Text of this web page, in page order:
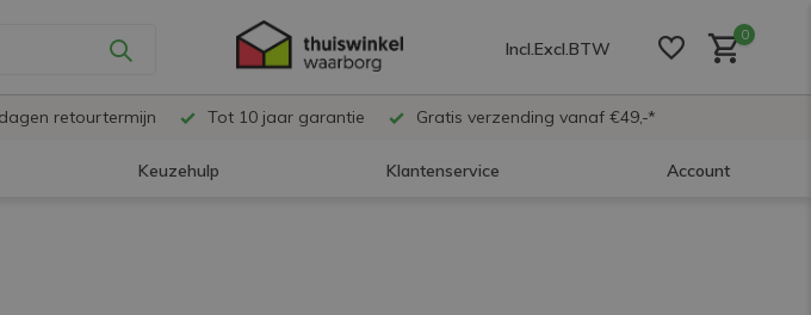
Incl.Excl.BTW
0
retourtermijn Tot 10 jaar garantie Gratis verzending vanaf €49,-*
Keuzehulp Klantenservice Account